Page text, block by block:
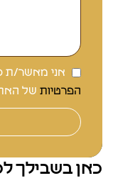
כאן בשבילך
אני מאשר/ת
הפרטיות של